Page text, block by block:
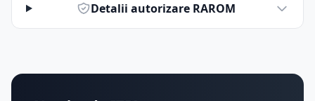
Detalii autorizare RAROM